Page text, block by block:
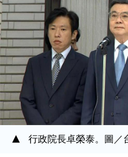
行政院長卓榮泰。圖／